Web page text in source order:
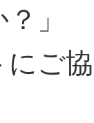
」
にご